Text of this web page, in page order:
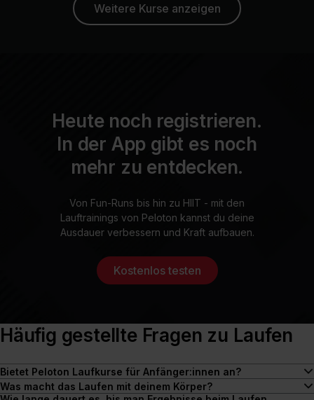
Weitere Kurse anzeigen
Heute noch registrieren.
In der App gibt es noch
mehr zu entdecken.
Von Fun-Runs bis hin zu HIIT - mit den
Lauftrainings von Peloton kannst du deine
Ausdauer verbessern und Kraft aufbauen.
Kostenlos testen
Häufig gestellte Fragen zu Laufen
Bietet Peloton Laufkurse für Anfänger:innen an?
Ja, Peloton hat hunderte von Laufkursen, die speziell für
Was macht das Laufen mit deinem Körper?